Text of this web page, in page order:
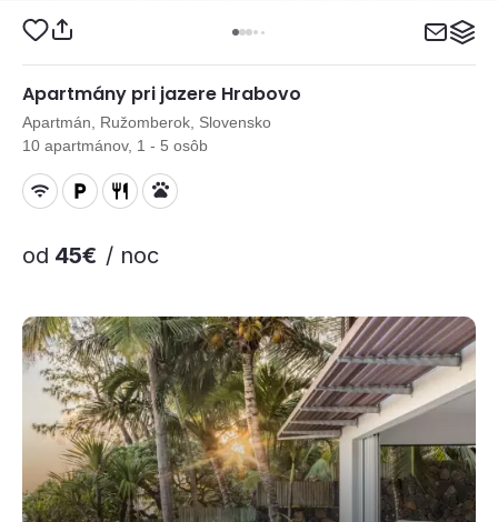
Apartmány pri jazere Hrabovo
Apartmán, Ružomberok, Slovensko
10 apartmánov, 1 - 5 osôb
od 45€ / noc